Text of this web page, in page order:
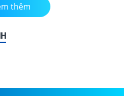
thêm